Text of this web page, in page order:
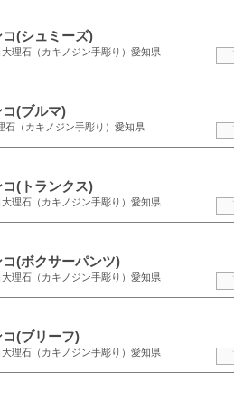
(シュミーズ)
理石（カキノジン手彫り）愛知県
(ブルマ)
石（カキノジン手彫り）愛知県
(トランクス)
理石（カキノジン手彫り）愛知県
(ボクサーパンツ)
理石（カキノジン手彫り）愛知県
(ブリーフ)
理石（カキノジン手彫り）愛知県